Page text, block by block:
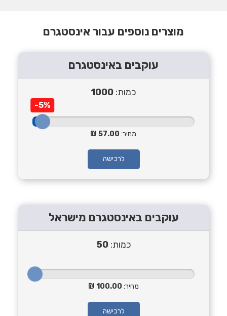
מוצרים נוספים עבור אינסטגרם
עוקבים באינסטגרם
כמות: 1000
-5%
מחיר: 57.00
לרכישה
עוקבים באינסטגרם מישראל
כמות:50
מחיר: 100.00
לרכישה